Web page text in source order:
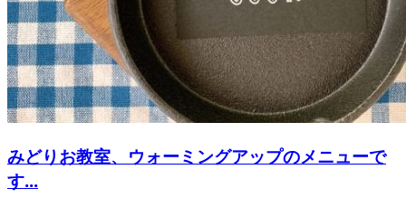
みどりお教室、ウォーミングアップのメニューで
す...